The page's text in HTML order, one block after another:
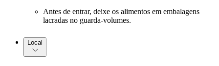
Antes de entrar, deixe os alimentos em embalagens
lacradas no guarda-volumes.
Local